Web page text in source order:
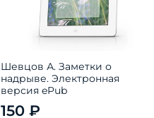
Шевцов А. Заметки о
надрыве. Электронная
версия ePub
150 ₽